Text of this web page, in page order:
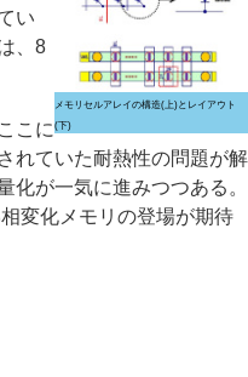
メモリセルアレイの構造(上)とレイアウト
(下)
い
、8
こに
れていた耐熱性の問題が解
化が一気に進みつつある。
変化メモリの登場が期待